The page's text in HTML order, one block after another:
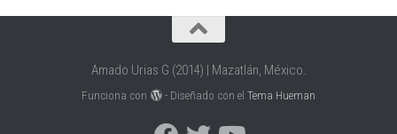
Amado Urias G (2014) | Mazatlán, México.
Funciona con - Diseñado con el Tema Hueman